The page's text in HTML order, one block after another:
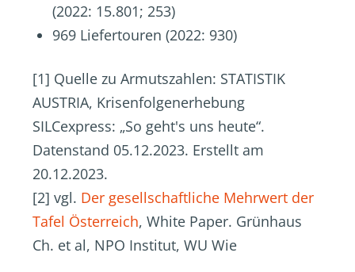
(2022: 15.801; 253)
969 Liefertouren (2022: 930)
[1] Quelle zu Armutszahlen: STATISTIK
AUSTRIA, Krisenfolgenerhebung
SILCexpress: „So geht's uns heute“.
Datenstand 05.12.2023. Erstellt am
20.12.2023.
[2] vgl. Der gesellschaftliche Mehrwert der
Tafel Österreich, White Paper. Grünhaus
Ch. et al, NPO Institut, WU Wie